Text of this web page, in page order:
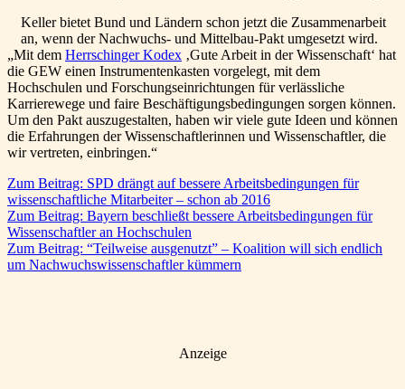
Keller bietet Bund und Ländern schon jetzt die Zusammenarbeit
an, wenn der Nachwuchs- und Mittelbau-Pakt umgesetzt wird.
„Mit dem Herrschinger Kodex ‚Gute Arbeit in der Wissenschaft‘ hat
die GEW einen Instrumentenkasten vorgelegt, mit dem
Hochschulen und Forschungseinrichtungen für verlässliche
Karrierewege und faire Beschäftigungsbedingungen sorgen können.
Um den Pakt auszugestalten, haben wir viele gute Ideen und können
die Erfahrungen der Wissenschaftlerinnen und Wissenschaftler, die
wir vertreten, einbringen.“
Zum Beitrag: SPD drängt auf bessere Arbeitsbedingungen für
wissenschaftliche Mitarbeiter – schon ab 2016
Zum Beitrag: Bayern beschließt bessere Arbeitsbedingungen für
Wissenschaftler an Hochschulen
Zum Beitrag: “Teilweise ausgenutzt” – Koalition will sich endlich
um Nachwuchswissenschaftler kümmern
Anzeige